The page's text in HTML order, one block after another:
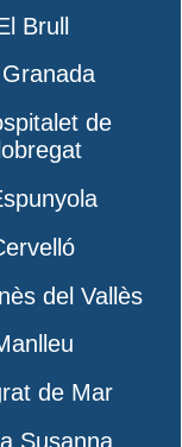
Brull
de
del Vallès
de Mar
Susanna